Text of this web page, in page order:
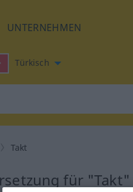
UNTERNEHMEN
Türkisch
Takt
für "Takt"